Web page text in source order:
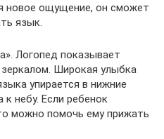
новое ощущение, он сможет
язык.
Логопед показывает
Широкая улыбка
упирается в нижние
небу. Если ребенок
можно помочь ему прижать